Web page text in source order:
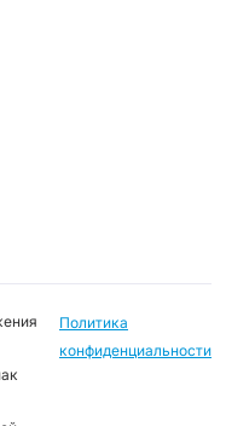
Политика
конфиденциальности